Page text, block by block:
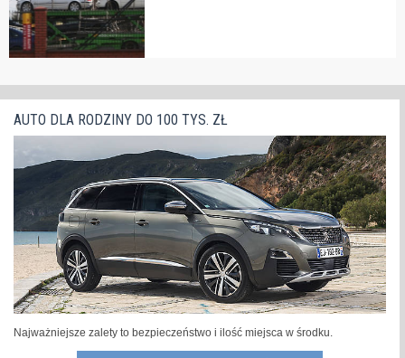
AUTO DLA RODZINY DO 100 TYS. ZŁ
Najważniejsze zalety to bezpieczeństwo i ilość miejsca w środku.